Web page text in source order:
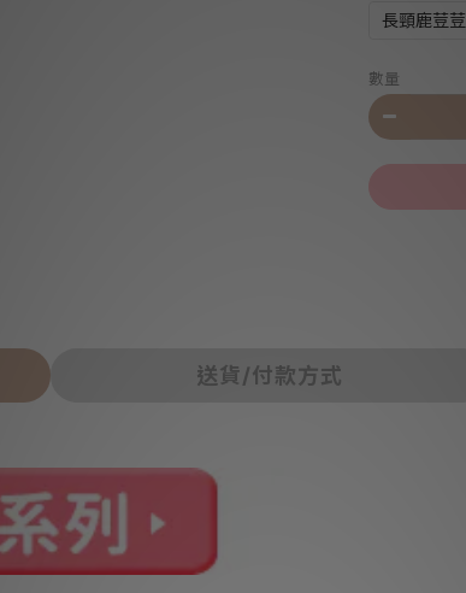
長頸鹿荳荳
數量
送貨/付款方式